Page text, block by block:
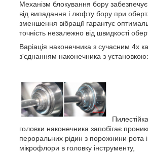
Механізм блокування бору
від випадання і люфту бору при
зменшення вібрації гарантує
точність незалежно від швидкості
Варіація наконечника з сучасним 4х
з'єднанням наконечника з
головки наконечника запобігає
пероральних рідин з порожнини рота
мікрофлори в головку інструменту,